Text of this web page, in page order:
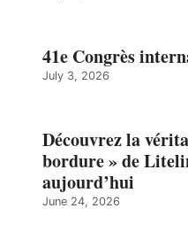
41e Congrès
July 3, 2026
Découvrez la
bordure » de
aujourd’hui
June 24, 2026